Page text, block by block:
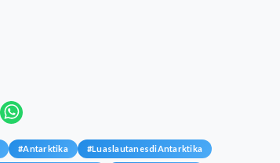
#Antarktika #LuaslautanesdiAntarktika